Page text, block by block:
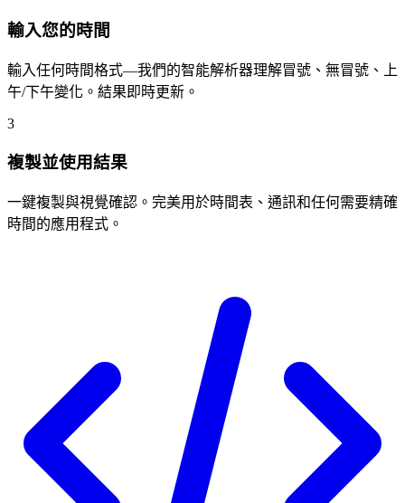
輸入您的時間
輸入任何時間格式—我們的智能解析器理解冒號、無冒號、上
午/下午變化。結果即時更新。
3
複製並使用結果
一鍵複製與視覺確認。完美用於時間表、通訊和任何需要精確
時間的應用程式。